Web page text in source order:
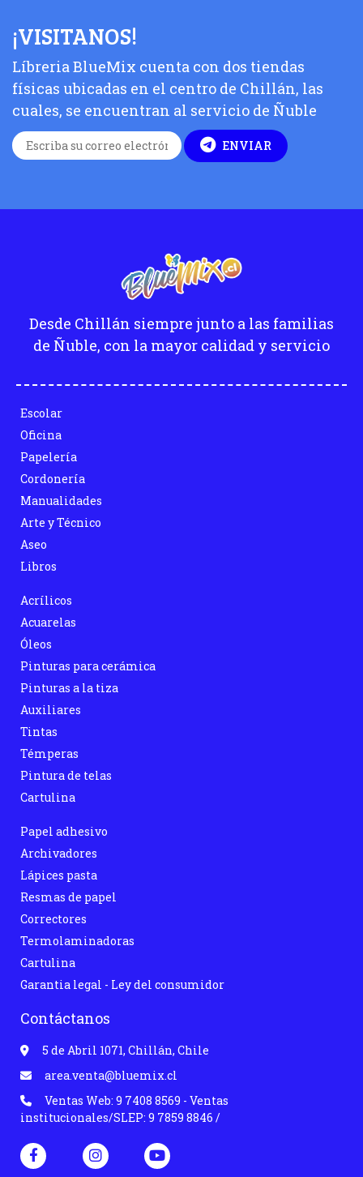
¡VISITANOS!
Líbreria BlueMix cuenta con dos tiendas
físicas ubicadas en el centro de Chillán, las
cuales, se encuentran al servicio de Ñuble
ENVIAR
Desde Chillán siempre junto a las familias
de Ñuble, con la mayor calidad y servicio
Escolar
Oficina
Papelería
Cordonería
Manualidades
Arte y Técnico
Aseo
Libros
Acrílicos
Acuarelas
Óleos
Pinturas para cerámica
Pinturas a la tiza
Auxiliares
Tintas
Témperas
Pintura de telas
Cartulina
Papel adhesivo
Archivadores
Lápices pasta
Resmas de papel
Correctores
Termolaminadoras
Cartulina
Garantia legal - Ley del consumidor
Contáctanos
5 de Abril 1071, Chillán, Chile
area.venta@bluemix.cl
Ventas Web: 9 7408 8569 - Ventas
institucionales/SLEP: 9 7859 8846 /